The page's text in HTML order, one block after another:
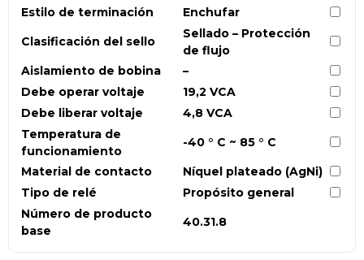
Estilo de terminación
Enchufar
Clasificación del sello
Sellado – Protección
de flujo
Aislamiento de bobina
–
Debe operar voltaje
19,2 VCA
Debe liberar voltaje
4,8 VCA
Temperatura de
funcionamiento
-40 ° C ~ 85 ° C
Material de contacto
Níquel plateado (AgNi)
Tipo de relé
Propósito general
Número de producto
base
40.31.8